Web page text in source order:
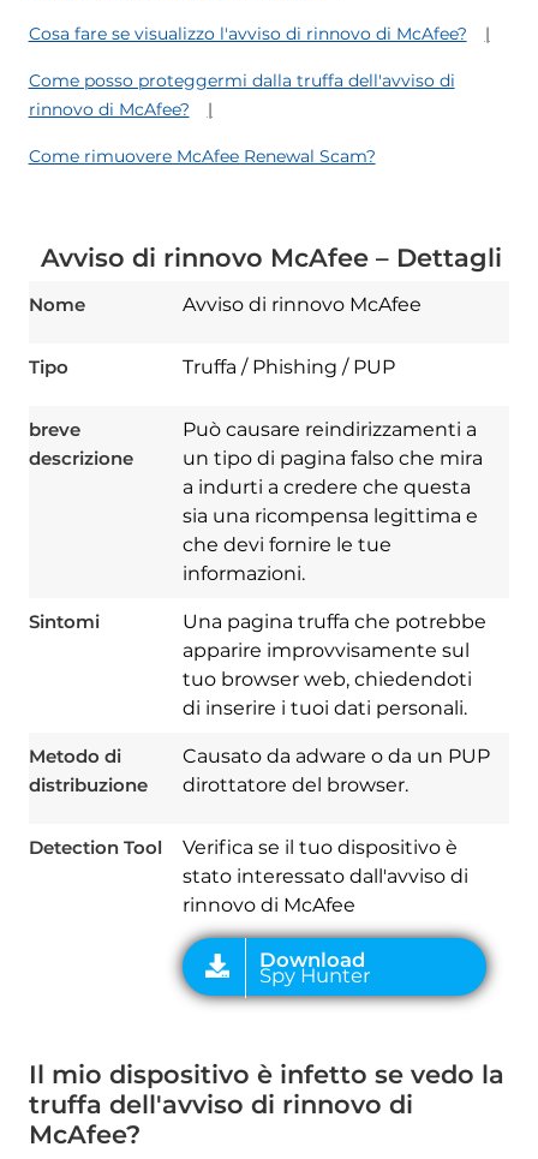
Cosa fare se visualizzo l'avviso di rinnovo di McAfee?
Come posso proteggermi dalla truffa dell'avviso di
rinnovo di McAfee?
Come rimuovere McAfee Renewal Scam?
Avviso di rinnovo McAfee – Dettagli
Nome Avviso di rinnovo McAfee
Tipo Truffa / Phishing / PUP
breve
descrizione
Può causare reindirizzamenti a
un tipo di pagina falso che mira
a indurti a credere che questa
sia una ricompensa legittima e
che devi fornire le tue
informazioni.
Sintomi
Una pagina truffa che potrebbe
apparire improvvisamente sul
tuo browser web, chiedendoti
di inserire i tuoi dati personali.
Metodo di
distribuzione
Causato da adware o da un PUP
dirottatore del browser.
Detection Tool
Verifica se il tuo dispositivo è
stato interessato dall'avviso di
rinnovo di McAfee
Download
Il mio dispositivo è infetto se vedo la
truffa dell'avviso di rinnovo di
McAfee?